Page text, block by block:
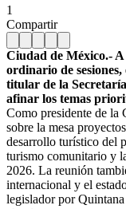
1
Compartir
Ciudad de México.-
ordinario de
titular de la
afinar los temas
Como presidente de la
sobre la mesa
desarrollo turístico del
turismo comunitario y
2026. La reunión
internacional y el
legislador por